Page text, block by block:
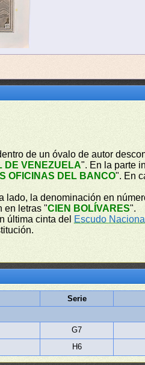
de un óvalo de autor
DE VENEZUELA". En la parte
OFICINAS DEL BANCO". En
lado, la denominación en
en letras "CIEN BOLÍVARES".
última cinta del Escudo Nacional
Serie
G7
H6